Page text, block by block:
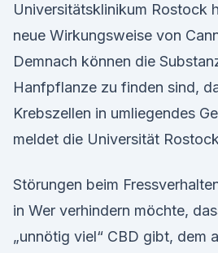
Universitätsklinikum Rostock
neue Wirkungsweise von
Demnach können die
Hanfpflanze zu finden sind,
Krebszellen in umliegendes
meldet die Universität
Störungen beim
in Wer verhindern möchte,
„unnötig viel“ CBD gibt, dem